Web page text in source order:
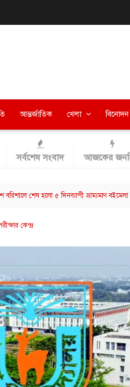
আন্তর্জাতিক খেলা বিনোদন
সর্বশেষ সংবাদ আজকের
হলো ৫ দিনব্যাপী ভ্রাম্যমাণ বইমেলা
কেন্দ্র